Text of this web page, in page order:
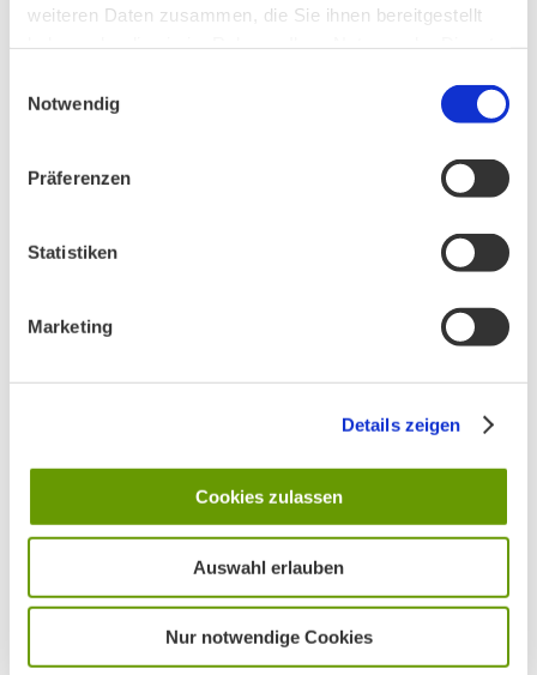
weiteren Daten zusammen, die Sie ihnen bereitgestellt
Notwendig
Präferenzen
Statistiken
Marketing
Details zeigen
Cookies zulassen
Auswahl erlauben
Nur notwendige Cookies
AKTIV IN STADT UND LANDKREIS MÜNCHEN: